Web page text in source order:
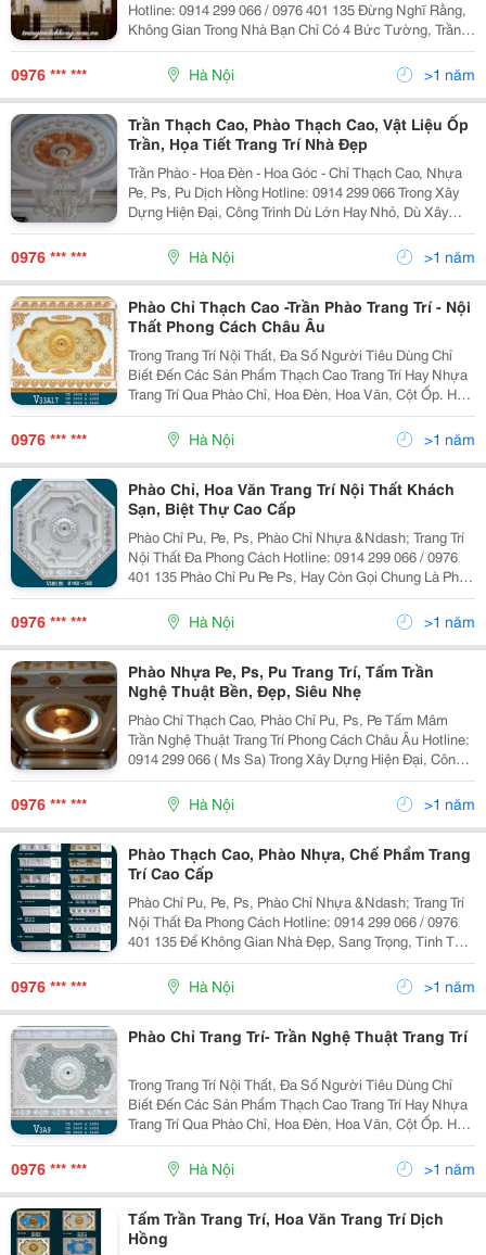
Hotline: 0914 299 066 / 0976 401 135 Đừng Nghĩ Rằng,
Không Gian Trong Nhà Bạn Chỉ Có 4 Bức Tường, Trần
Nhà Cũng Cần Làm Đẹp Và Trang Trí Nữa Đấy . Trang Trí
Trần Nhà Đôi Khi Lại Giúp Bạn Nghĩ R
0976 *** *** Hà Nội >1 năm
Trần Thạch Cao, Phào Thạch Cao, Vật Liệu Ốp
Trần, Họa Tiết Trang Trí Nhà Đẹp
Trần Phào - Hoa Đèn - Hoa Góc - Chỉ Thạch Cao, Nhựa
Pe, Ps, Pu Dịch Hồng Hotline: 0914 299 066 Trong Xây
Dựng Hiện Đại, Công Trình Dù Lớn Hay Nhỏ, Dù Xây
Mới Hay Sửa Chữa , Dù Có Mang Phong Cách Kiến Trúc
Nội Thất Khác Nhau Thì Đều Lựa Chọn
0976 *** *** Hà Nội >1 năm
Phào Chỉ Thạch Cao -Trần Phào Trang Trí - Nội
Thất Phong Cách Châu Âu
Trong Trang Trí Nội Thất, Đa Số Người Tiêu Dùng Chỉ
Biết Đến Các Sản Phẩm Thạch Cao Trang Trí Hay Nhựa
Trang Trí Qua Phào Chỉ, Hoa Đèn, Hoa Văn, Cột Ốp. Hay
Các Sản Phẩm Làm Từ Gỗ, Đá, Giấy Dán
Tường,&Hellip; Dịch Hồng Hawa Xin Được Giới Thiệu
Sản Ph
0976 *** *** Hà Nội >1 năm
Phào Chỉ, Hoa Văn Trang Trí Nội Thất Khách
Sạn, Biệt Thự Cao Cấp
Phào Chỉ Pu, Pe, Ps, Phào Chỉ Nhựa &Ndash; Trang Trí
Nội Thất Đa Phong Cách Hotline: 0914 299 066 / 0976
401 135 Phào Chỉ Pu Pe Ps, Hay Còn Gọi Chung Là Phào
Chỉ Nhựa . Là Loại Vật Liệu Trang Trí Tường Và Trần
Nhà Hiện Đang Rất Được Ưa Chuộng.
0976 *** *** Hà Nội >1 năm
Phào Nhựa Pe, Ps, Pu Trang Trí, Tấm Trần
Nghệ Thuật Bền, Đẹp, Siêu Nhẹ
Phào Chỉ Thạch Cao, Phào Chỉ Pu, Ps, Pe Tấm Mâm
Trần Nghệ Thuật Trang Trí Phong Cách Châu Âu Hotline:
0914 299 066 ( Ms Sa) Trong Xây Dựng Hiện Đại, Công
Trình Dù Lớn Hay Nhỏ, Dù Xây Mới Hay Sửa Chữa , Dù
Có Mang Phong Cách Kiến Trúc N
0976 *** *** Hà Nội >1 năm
Phào Thạch Cao, Phào Nhựa, Chế Phẩm Trang
Trí Cao Cấp
Phào Chỉ Pu, Pe, Ps, Phào Chỉ Nhựa &Ndash; Trang Trí
Nội Thất Đa Phong Cách Hotline: 0914 299 066 / 0976
401 135 Để Không Gian Nhà Đẹp, Sang Trọng, Tinh Tế
Từng Chi Tiết Góc Cạnh Từ Trần Nhà Đến Tường Nhà.
Không Thể Thiếu Phào Chỉ Pu , Ph
0976 *** *** Hà Nội >1 năm
Phào Chỉ Trang Trí- Trần Nghệ Thuật Trang Trí
Trong Trang Trí Nội Thất, Đa Số Người Tiêu Dùng Chỉ
Biết Đến Các Sản Phẩm Thạch Cao Trang Trí Hay Nhựa
Trang Trí Qua Phào Chỉ, Hoa Đèn, Hoa Văn, Cột Ốp. Hay
Các Sản Phẩm Làm Từ Gỗ, Đá, Giấy Dán
Tường,&Hellip; Dịch Hồng Hawa Xin Được Giới Thiệu
Sản Ph
0976 *** *** Hà Nội >1 năm
Tấm Trần Trang Trí, Hoa Văn Trang Trí Dịch
Hồng